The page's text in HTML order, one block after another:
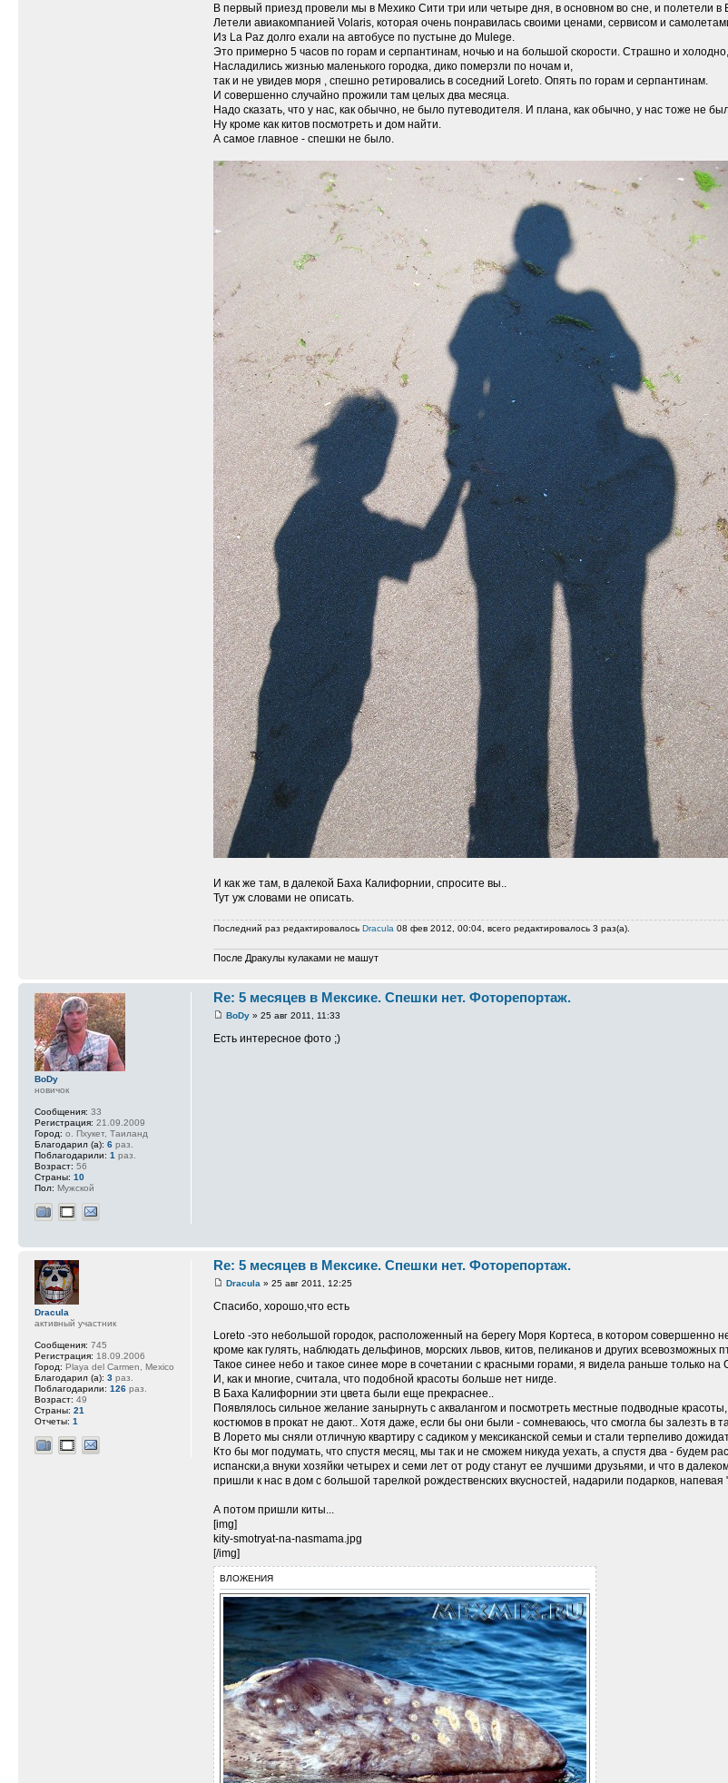
В первый приезд провели мы в Мехико Сити три или четыре дня, в основном во сне, и полетели в
Летели авиакомпанией Volaris, которая очень понравилась своими ценами, сервисом и
Из La Paz долго ехали на автобусе по пустыне до Mulege.
Это примерно 5 часов по горам и серпантинам, ночью и на большой скорости. Страшно и
Насладились жизнью маленького городка, дико померзли по ночам и,
так и не увидев моря , спешно ретировались в соседний Loreto. Опять по горам и серпантинам.
И совершенно случайно прожили там целых два месяца.
Надо сказать, что у нас, как обычно, не было путеводителя. И плана, как обычно, у нас тоже не
Ну кроме как китов посмотреть и дом найти.
А самое главное - спешки не было.
И как же там, в далекой Баха Калифорнии, спросите вы..
Тут уж словами не описать.
Последний раз редактировалосьDracula 08 фев 2012, 00:04, всего редактировалось 3 раз(а).
После Дракулы кулаками не машут
Re: 5 месяцев в Мексике. Спешки нет. Фоторепортаж.
BoDy » 25 авг 2011, 11:33
Есть интересное фото ;)
BoDy
новичок
Сообщения: 33
Регистрация: 21.09.2009
Город: о. Пхукет, Таиланд
Благодарил (а): 6 раз.
Поблагодарили: 1 раз.
Возраст: 56
Страны: 10
Пол: Мужской
Re: 5 месяцев в Мексике. Спешки нет. Фоторепортаж.
Dracula » 25 авг 2011, 12:25
Спасибо, хорошо,что есть
Loreto -это небольшой городок, расположенный на берегу Моря Кортеса, в котором совершенно
кроме как гулять, наблюдать дельфинов, морских львов, китов, пеликанов и других всевозможных
Такое синее небо и такое синее море в сочетании с красными горами, я видела раньше только на
И, как и многие, считала, что подобной красоты больше нет нигде.
В Баха Калифорнии эти цвета были еще прекраснее..
Появлялось сильное желание занырнуть с аквалангом и посмотреть местные подводные
костюмов в прокат не дают.. Хотя даже, если бы они были - сомневаюсь, что смогла бы залезть
В Лорето мы сняли отличную квартиру с садиком у мексиканской семьи и стали терпеливо
Кто бы мог подумать, что спустя месяц, мы так и не сможем никуда уехать, а спустя два - будем
испански,а внуки хозяйки четырех и семи лет от роду станут ее лучшими друзьями, и что в
пришли к нас в дом с большой тарелкой рождественских вкусностей, надарили подарков,
А потом пришли киты...
[img]
kity-smotryat-na-nasmama.jpg
[/img]
ВЛОЖЕНИЯ
Dracula
активный участник
Сообщения: 745
Регистрация: 18.09.2006
Город: Playa del Carmen, Mexico
Благодарил (а): 3 раз.
Поблагодарили: 126 раз.
Возраст: 49
Страны: 21
Отчеты: 1